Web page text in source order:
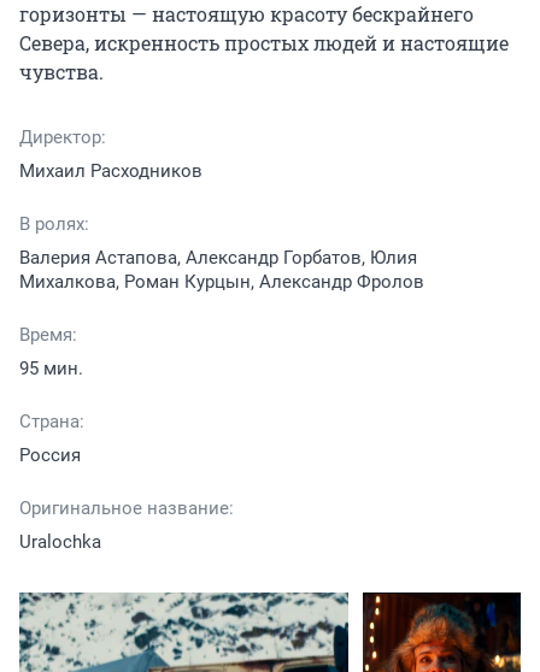
горизонты — настоящую красоту бескрайнего
Севера, искренность простых людей и настоящие
чувства.
Директор:
Михаил Расходников
В ролях:
Валерия Астапова, Александр Горбатов, Юлия
Михалкова, Роман Курцын, Александр Фролов
Время:
95 мин.
Страна:
Россия
Оригинальное название:
Uralochka